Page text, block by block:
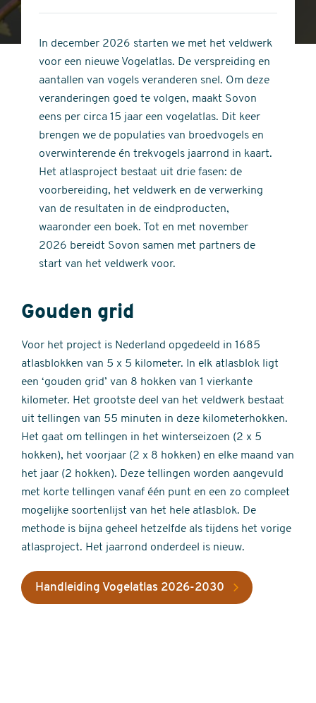
stars
of
stars
In december 2026 starten we met het veldwerk
voor een nieuwe Vogelatlas. De verspreiding en
aantallen van vogels veranderen snel. Om deze
veranderingen goed te volgen, maakt Sovon
eens per circa 15 jaar een vogelatlas. Dit keer
brengen we de populaties van broedvogels en
overwinterende én trekvogels jaarrond in kaart.
Het atlasproject bestaat uit drie fasen: de
voorbereiding, het veldwerk en de verwerking
van de resultaten in de eindproducten,
waaronder een boek. Tot en met november
2026 bereidt Sovon samen met partners de
start van het veldwerk voor.
Gouden grid
Voor het project is Nederland opgedeeld in 1685
atlasblokken van 5 x 5 kilometer. In elk atlasblok ligt
een ‘gouden grid’ van 8 hokken van 1 vierkante
kilometer. Het grootste deel van het veldwerk bestaat
uit tellingen van 55 minuten in deze kilometerhokken.
Het gaat om tellingen in het winterseizoen (2 x 5
hokken), het voorjaar (2 x 8 hokken) en elke maand van
het jaar (2 hokken). Deze tellingen worden aangevuld
met korte tellingen vanaf één punt en een zo compleet
mogelijke soortenlijst van het hele atlasblok. De
methode is bijna geheel hetzelfde als tijdens het vorige
atlasproject. Het jaarrond onderdeel is nieuw.
Handleiding Vogelatlas 2026-2030